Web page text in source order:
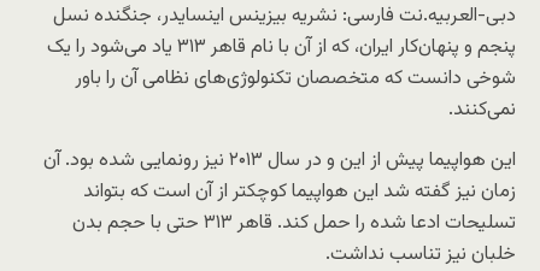
دبی-العربیه.نت فارسی: نشریه بیزینس اینسایدر، جنگنده نسل
پنجم و پنهان‌کار ایران، که از آن با نام قاهر ۳۱۳ یاد می‌شود را یک
شوخی دانست که متخصصان تکنولوژی‌های نظامی آن را باور
نمی‌کنند.
این هواپیما پیش از این و در سال ۲۰۱۳ نیز رونمایی شده بود. آن
زمان نیز گفته شد این هواپیما کوچکتر از آن است که بتواند
تسلیحات ادعا شده را حمل کند. قاهر ۳۱۳ حتی با حجم بدن
خلبان نیز تناسب نداشت.